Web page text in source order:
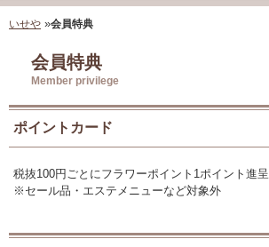
いせや »会員特典
会員特典
Member privilege
ポイントカード
税抜100円ごとにフラワーポイント1ポイント進呈
※セール品・エステメニューなど対象外